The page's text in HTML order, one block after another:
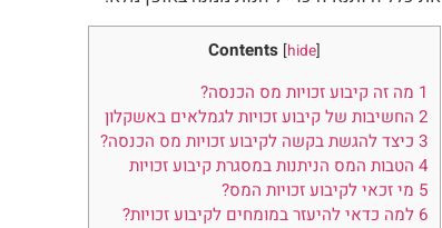
Contents [hide]
1 מה זה קיבוע זכויות מס הכנסה?
2 החשיבות של קיבוע זכויות לגמלאים באשקלון
3 כיצד להגשת בקשה לקיבוע זכויות מס הכנסה?
4 הטבות המס הניתנות במסגרת קיבוע זכויות
5 מי זכאי לקיבוע זכויות המס?
6 למה כדאי להיעזר במומחים לקיבוע זכויות?